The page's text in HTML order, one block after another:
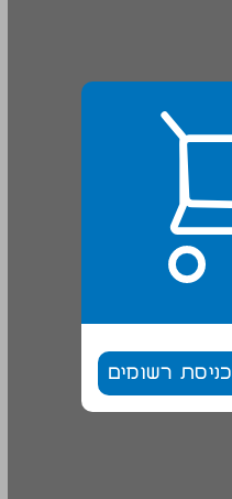
כניסת רשומים